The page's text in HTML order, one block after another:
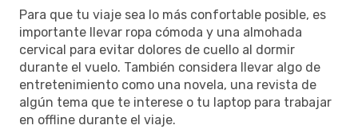
Para que tu viaje sea lo más confortable posible, es
importante llevar ropa cómoda y una almohada
cervical para evitar dolores de cuello al dormir
durante el vuelo. También considera llevar algo de
entretenimiento como una novela, una revista de
algún tema que te interese o tu laptop para trabajar
en offline durante el viaje.